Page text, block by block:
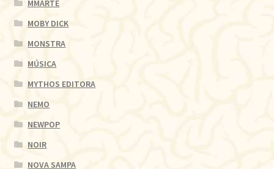
MMARTE
MOBY DICK
MONSTRA
MÚSICA
MYTHOS EDITORA
NEMO
NEWPOP
NOIR
NOVA SAMPA